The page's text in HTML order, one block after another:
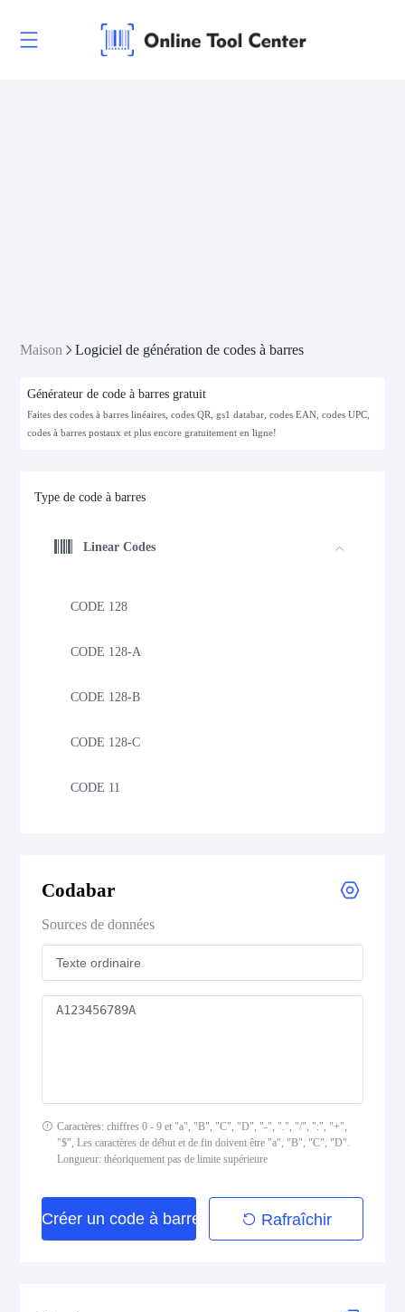
Maison Logiciel de génération de codes à barres
Générateur de code à barres gratuit
Faites des codes à barres linéaires, codes QR, gs1 databar, codes EAN, codes UPC,
codes à barres postaux et plus encore gratuitement en ligne!
Type de code à barres
Linear Codes
CODE 128
CODE 128-A
CODE 128-B
CODE 128-C
CODE 11
CODE 39 Mod 43
CODE 93
Codabar
Standard 2 of 5
MSI Plessey (MSI Mod 10)
Pharmacode
Telepen
Codabar
Sources de données
Caractères: chiffres 0 - 9 et "a", "B", "C", "D", "-", ".", "/", ":", "+",
"$", Les caractères de début et de fin doivent être "a", "B", "C", "D".
Longueur: théoriquement pas de limite supérieure
Créer un code à barres Rafraîchir